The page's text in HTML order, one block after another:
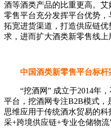
酒等酒类产品的比重更高。
零售平台充分发挥平台优势
拓宽进货渠道，打造供应链
求，进而扩大酒类新零售线上
中国酒类新零售平台标
“挖酒网” 成立于2014年，
平台，挖酒网专注B2B模式，
思维应用于传统酒水贸易的
采+跨境供应链+专业仓储物